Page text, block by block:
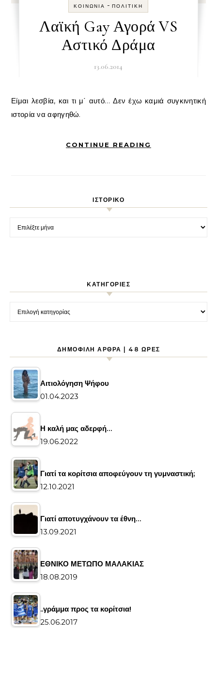
ΚΟΙΝΩΝΊΑ -ΠΟΛΙΤΙΚΉ
Λαϊκή Gay Αγορά VS
Αστικό Δράμα
13.06.2014
Είμαι λεσβία, και τι μ΄ αυτό… Δεν έχω καμιά συγκινητική
ιστορία να αφηγηθώ.
CONTINUE READING
ΙΣΤΟΡΙΚΌ
Ιστορικό
KΑΤΗΓΟΡΊΕΣ
Kατηγορίες
ΔΗΜΟΦΙΛΉ ΆΡΘΡΑ | 48 ΏΡΕΣ
Αιτιολόγηση Ψήφου
01.04.2023
Η καλή μας αδερφή…
19.06.2022
Γιατί τα κορίτσια αποφεύγουν τη γυμναστική;
12.10.2021
Γιατί αποτυγχάνουν τα έθνη…
13.09.2021
ΕΘΝΙΚΟ ΜΕΤΩΠΟ ΜΑΛΑΚΙΑΣ
18.08.2019
..γράμμα προς τα κορίτσια!
25.06.2017